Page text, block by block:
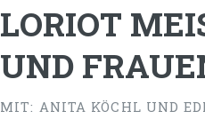
LORIOT
UND
MIT: ANITA KÖCHL UND